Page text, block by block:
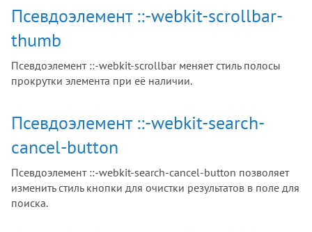
Псевдоэлемент ::-webkit-scrollbar-
thumb
Псевдоэлемент ::-webkit-scrollbar меняет стиль полосы
прокрутки элемента при её наличии.
Псевдоэлемент ::-webkit-search-
cancel-button
Псевдоэлемент ::-webkit-search-cancel-button позволяет
изменить стиль кнопки для очистки результатов в поле для
поиска.